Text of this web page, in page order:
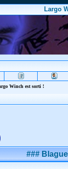
Largo
Winch est sorti !
###